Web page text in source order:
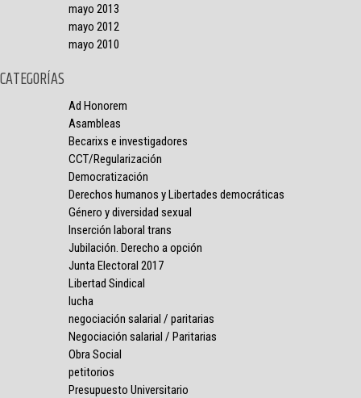
mayo 2013
mayo 2012
mayo 2010
CATEGORÍAS
Ad Honorem
Asambleas
Becarixs e investigadores
CCT/Regularización
Democratización
Derechos humanos y Libertades democráticas
Género y diversidad sexual
Inserción laboral trans
Jubilación. Derecho a opción
Junta Electoral 2017
Libertad Sindical
lucha
negociación salarial / paritarias
Negociación salarial / Paritarias
Obra Social
petitorios
Presupuesto Universitario